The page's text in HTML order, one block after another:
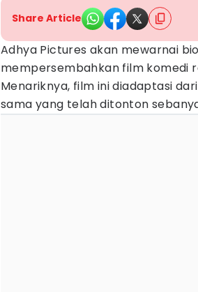
Share Article
Adhya Pictures akan mewarnai
mempersembahkan film komedi
Menariknya, film ini diadaptasi
sama yang telah ditonton